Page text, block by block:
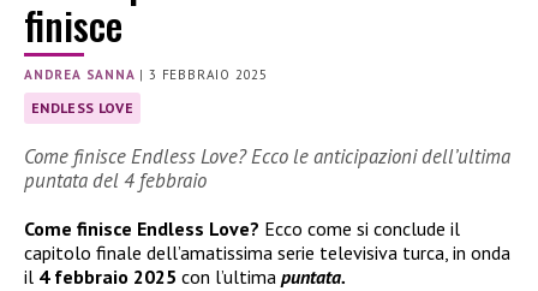
finisce
ANDREA SANNA |3 FEBBRAIO 2025
ENDLESS LOVE
Come finisce Endless Love? Ecco le anticipazioni dell’ultima
puntata del 4 febbraio
Come finisce Endless Love? Ecco come si conclude il
capitolo finale dell’amatissima serie televisiva turca, in onda
il 4 febbraio 2025 con l’ultima puntata.